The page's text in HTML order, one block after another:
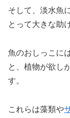
そして、淡水魚
とって大きな助
魚のおしっこに
と、植物が欲し
す。
これらは藻類や